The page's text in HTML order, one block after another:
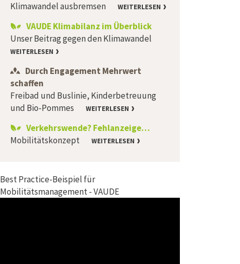
Klimawandel ausbremsen
WEITERLESEN
VAUDE Klimabilanz im Überblick
Unser Beitrag gegen den Klimawandel
WEITERLESEN
Durch Engagement Mehrwert
schaffen
Freibad und Buslinie, Kinderbetreuung
und Bio-Pommes
WEITERLESEN
Verkehrswende? Fehlanzeige…
Mobilitätskonzept
WEITERLESEN
Best Practice-Beispiel für
Mobilitätsmanagement - VAUDE